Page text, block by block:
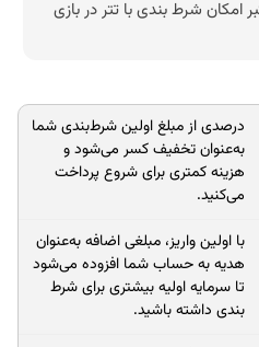
امکان شرط بندی با تتر در بازی
درصدی از مبلغ اولین شرط‌بندی شما
به‌عنوان تخفیف کسر می‌شود و
هزینه کمتری برای شروع پرداخت
می‌کنید.
با اولین واریز، مبلغی اضافه به‌عنوان
هدیه به حساب شما افزوده می‌شود
تا سرمایه اولیه بیشتری برای شرط‌
بندی داشته باشید.